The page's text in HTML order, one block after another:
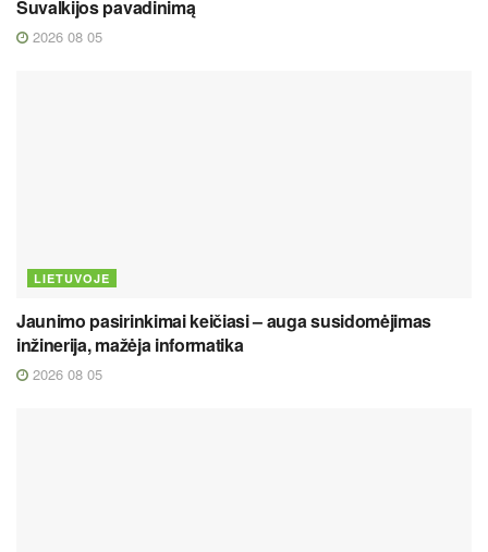
Suvalkijos pavadinimą
2026 08 05
LIETUVOJE
Jaunimo pasirinkimai keičiasi – auga susidomėjimas
inžinerija, mažėja informatika
2026 08 05